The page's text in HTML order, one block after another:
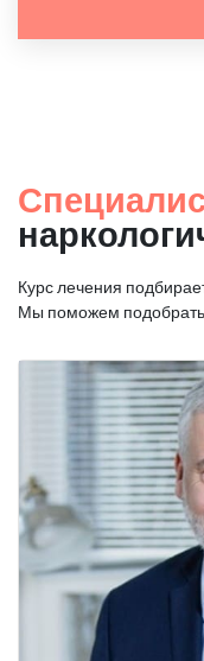
Курс лечения
Мы поможем